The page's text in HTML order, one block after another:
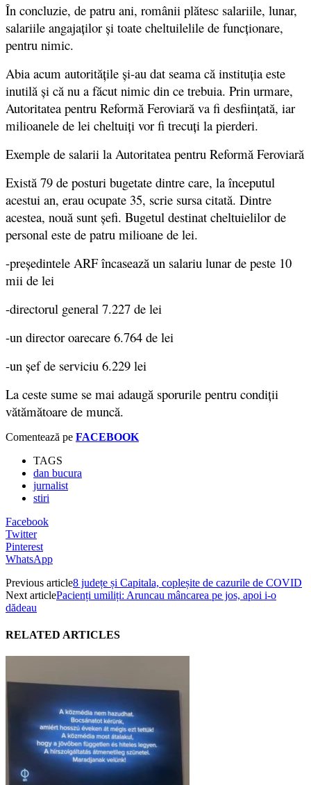
În concluzie, de patru ani, românii plătesc salariile, lunar,
salariile angajaţilor şi toate cheltuilelile de funcţionare,
pentru nimic.
Abia acum autorităţile şi-au dat seama că instituţia este
inutilă şi că nu a făcut nimic din ce trebuia. Prin urmare,
Autoritatea pentru Reformă Feroviară va fi desființată, iar
milioanele de lei cheltuiţi vor fi trecuţi la pierderi.
Exemple de salarii la Autoritatea pentru Reformă Feroviară
Există 79 de posturi bugetate dintre care, la începutul
acestui an, erau ocupate 35, scrie sursa citată. Dintre
acestea, nouă sunt șefi. Bugetul destinat cheltuielilor de
personal este de patru milioane de lei.
-preşedintele ARF încasează un salariu lunar de peste 10
mii de lei
-directorul general 7.227 de lei
-un director oarecare 6.764 de lei
-un şef de serviciu 6.229 lei
La ceste sume se mai adaugă sporurile pentru condiții
vătămătoare de muncă.
Comentează pe FACEBOOK
TAGS
dan bucura
jurnalist
stiri
Facebook
Twitter
Pinterest
WhatsApp
Previous article8 județe și Capitala, copleșite de cazurile de COVID
Next articlePacienți umiliți: Aruncau mâncarea pe jos, apoi i-o
dădeau
RELATED ARTICLES